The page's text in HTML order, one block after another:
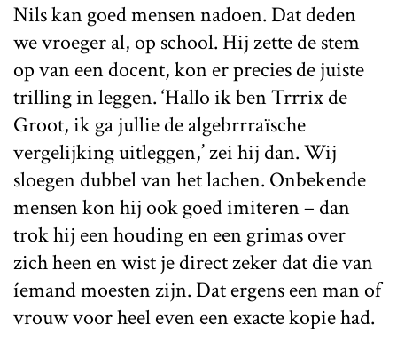
Nils kan goed mensen nadoen. Dat deden
we vroeger al, op school. Hij zette de stem
op van een docent, kon er precies de juiste
trilling in leggen. ‘Hallo ik ben Trrrix de
Groot, ik ga jullie de algebrrraïsche
vergelijking uitleggen,’ zei hij dan. Wij
sloegen dubbel van het lachen. Onbekende
mensen kon hij ook goed imiteren – dan
trok hij een houding en een grimas over
zich heen en wist je direct zeker dat die van
íemand moesten zijn. Dat ergens een man of
vrouw voor heel even een exacte kopie had.